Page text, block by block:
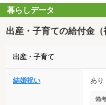
暮らしデータ
出産・子育ての給付金（
出産・子育て
結婚祝い あり
備